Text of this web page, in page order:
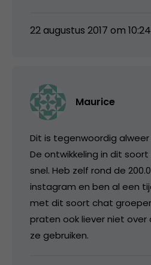
22 augustus 2017 om 10:24
Maurice
Dit is tegenwoordig
De ontwikkeling in dit
snel. Heb zelf rond de
instagram en ben al een
met dit soort chat
praten ook liever niet over
ze gebruiken.